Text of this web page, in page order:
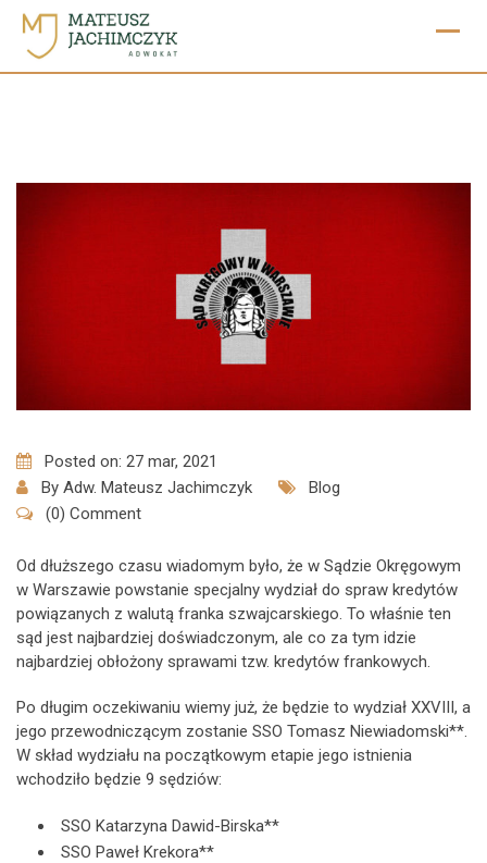
Skip
content
Posted on: 27 mar, 2021
By Adw. Mateusz Jachimczyk
Blog
(0) Comment
Od dłuższego czasu wiadomym było, że w Sądzie Okręgowym
w Warszawie powstanie specjalny wydział do spraw kredytów
powiązanych z walutą franka szwajcarskiego. To właśnie ten
sąd jest najbardziej doświadczonym, ale co za tym idzie
najbardziej obłożony sprawami tzw. kredytów frankowych.
Po długim oczekiwaniu wiemy już, że będzie to wydział XXVIII, a
jego przewodniczącym zostanie SSO Tomasz Niewiadomski**.
W skład wydziału na początkowym etapie jego istnienia
wchodziło będzie 9 sędziów:
SSO Katarzyna Dawid-Birska**
SSO Paweł Krekora**